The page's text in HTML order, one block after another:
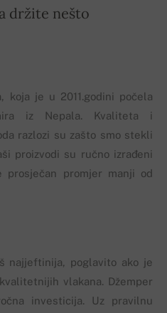
držite nešto
koja je u 2011.godini počela
iz Nepala. Kvaliteta i
razlozi su zašto smo stekli
proizvodi su ručno izrađeni
prosječan promjer manji od
najjeftinija, poglavito ako je
vlakana. Džemper
investicija. Uz pravilnu